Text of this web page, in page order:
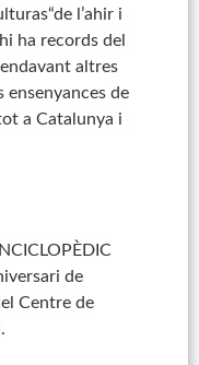
“de l’ahir i
ha records del
altres
ensenyances de
a Catalunya i
de
Centre de